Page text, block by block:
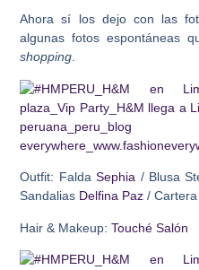
Ahora sí los dejo con las
algunas fotos espontáneas
shopping.
Outfit: FaldaSephia / Blusa
Sandalias Delfina Paz/
Hair & Makeup: Touché Salón